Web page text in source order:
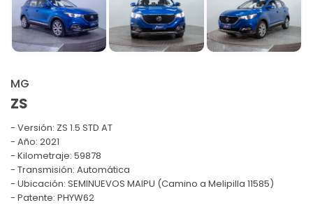
MG
ZS
Versión: ZS 1.5 STD AT
Año: 2021
Kilometraje: 59878
Transmisión: Automática
Ubicación: SEMINUEVOS MAIPU (Camino a Melipilla 11585)
Patente: PHYW62